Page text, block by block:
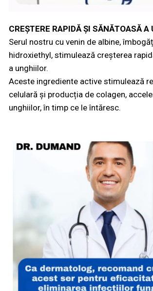
CREȘTERE RAPIDĂ ȘI SĂNĂTOASĂ A
Serul nostru cu venin de albine,
hidroxiethyl, stimulează creșterea
a unghiilor.
Aceste ingrediente active stimulează
celulară și producția de colagen,
unghiilor, în timp ce le întăresc.